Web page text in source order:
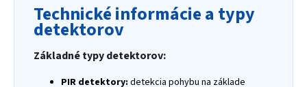
Technické informácie a typy
detektorov
Základné typy detektorov:
PIR detektory: detekcia pohybu na základe